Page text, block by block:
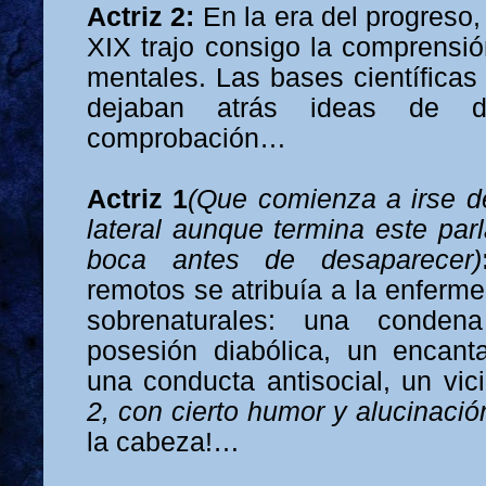
Actriz 2: En la era del
XIX trajo consigo la
mentales. Las bases
dejaban atrás ideas de
comprobación…
Actriz 1(Que comienza a irse
lateral aunque termina este
boca antes de desaparecer)
remotos se atribuía a la
sobrenaturales: una
posesión diabólica, un
una conducta antisocial, un
2, con cierto humor y
la cabeza!…